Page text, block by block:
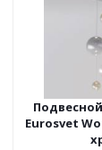
Eurosvet